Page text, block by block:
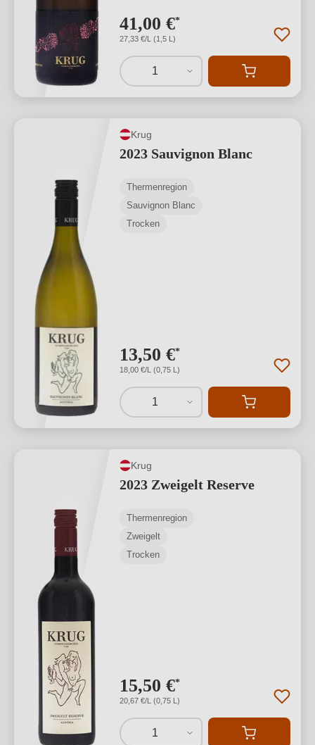
41,00 €*
27,33 €/L (1,5 L)
1
Krug
2023 Sauvignon Blanc
Thermenregion
Sauvignon Blanc
Trocken
13,50 €*
18,00 €/L (0,75 L)
1
Krug
2023 Zweigelt Reserve
Thermenregion
Zweigelt
Trocken
15,50 €*
20,67 €/L (0,75 L)
1